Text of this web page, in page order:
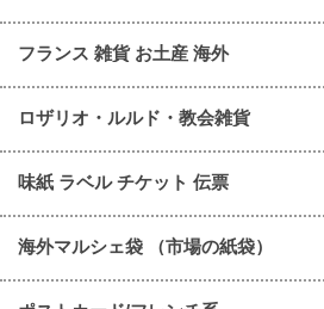
フランス 雑貨 お土産 海外
ロザリオ・ルルド・教会雑貨
味紙 ラベル チケット 伝票
海外マルシェ袋 （市場の紙袋）